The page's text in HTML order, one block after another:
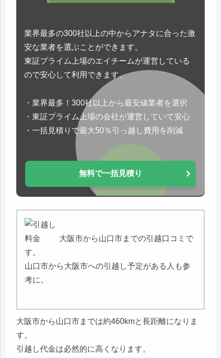
業界最多の300社以上の中からアナタに合った激
安な業者を選ぶことができます。
東証プライム上場のエイチームが運営している
ので安心して利用できます。
・業界最多！300社以上から最安値業者を選択
・東証プライム上場の会社が運営していて安心
・一括見積りで最大50％引っ越し費用を削減
無料で一括見積り
大阪市から山口市までの引越口コミで
す。
山口市から大阪市への引越し予定がある人も参
考に。
大阪市から山口市までは約460kmと長距離になりま
す。
引越し代金は必然的に高くなります。